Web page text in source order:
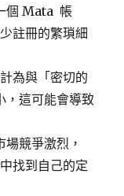
個 Mata 帳
註冊的繁瑣細
為與「密切的
，這可能會導致
競爭激烈，
找到自己的定